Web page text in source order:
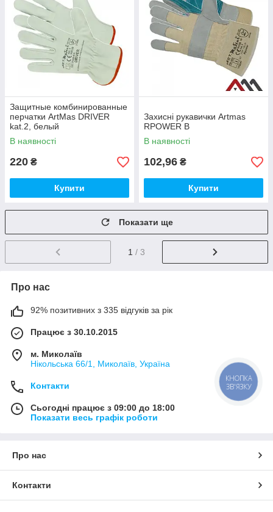
Защитные комбинированные
перчатки ArtMas DRIVER
kat.2, белый
В наявності
220 ₴
Купити
Захисні рукавички Artmas
RPOWER B
В наявності
102,96 ₴
Купити
Показати ще
1 / 3
Про нас
92% позитивних з 335 відгуків за рік
Працює з 30.10.2015
м. Миколаїв
Нікольська 66/1, Миколаїв, Україна
Контакти
Сьогодні працює з 09:00 до 18:00
Показати весь графік роботи
Про нас
Контакти
КНОПКА
ЗВ'ЯЗКУ